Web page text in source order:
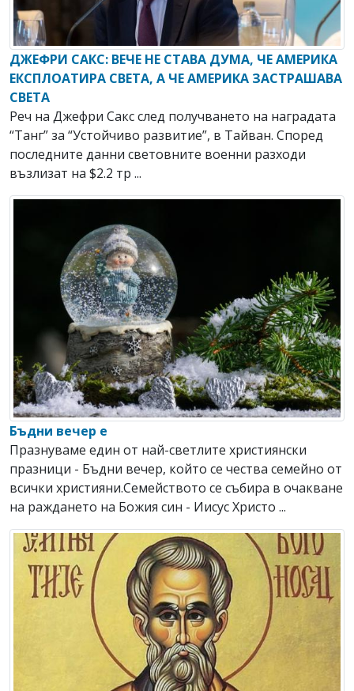
ДЖЕФРИ САКС: ВЕЧЕ НЕ СТАВА ДУМА, ЧЕ АМЕРИКА
ЕКСПЛОАТИРА СВЕТА, А ЧЕ АМЕРИКА ЗАСТРАШАВА
СВЕТА
Реч на Джефри Сакс след получването на наградата
“Танг” за “Устойчиво развитие”, в Тайван. Според
последните данни световните военни разходи
възлизат на $2.2 тр ...
Бъдни вечер е
Празнуваме един от най-светлите християнски
празници - Бъдни вечер, който се чества семейно от
всички християни.Семейството се събира в очакване
на раждането на Божия син - Иисус Христо ...